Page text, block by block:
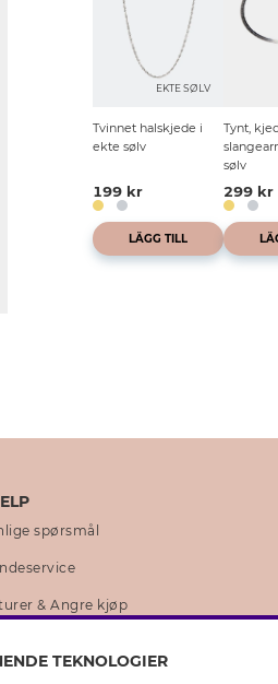
EKTE SØLV
Tvinnet halskjede i
ekte sølv
199 kr
LÄGG TILL
Tynt,
sølv
299 kr
spørsmål
& Angre kjøp
TEKNOLOGIER